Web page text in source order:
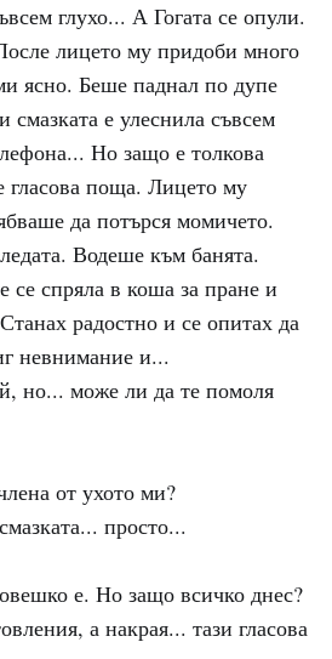
глухо... А Гогата се опули.
лицето му придоби много
ясно. Беше паднал по дупе
е улеснила съвсем
Но защо е толкова
гласова поща. Лицето му
да потърся момичето.
Водеше към банята.
спряла в коша за пране и
радостно и се опитах да
невнимание и...
но... може ли да те помоля
от ухото ми?
просто...
е. Но защо всичко днес?
а накрая... тази гласова